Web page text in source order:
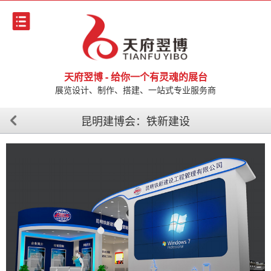
天府翌博 - 给你一个有灵魂的展台
展览设计、制作、搭建、一站式专业服务商
昆明建博会：铁新建设